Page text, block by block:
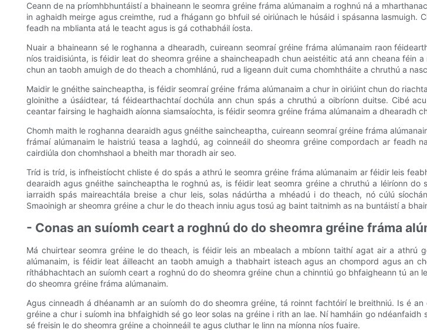
Ceann de na príomhbhuntáistí a bhaineann le seomra gréine fráma alúmanaim a roghnú ná a
in aghaidh meirge agus creimthe, rud a fhágann go bhfuil sé oiriúnach le húsáid i spásanna
feadh na mblianta atá le teacht agus is gá cothabháil íosta.
Nuair a bhaineann sé le roghanna a dhearadh, cuireann seomraí gréine fráma alúmanaim raon
níos traidisiúnta, is féidir leat do sheomra gréine a shaincheapadh chun aeistéitic atá ann cheana féin
chun an taobh amuigh de do theach a chomhlánú, rud a ligeann duit cuma chomhtháite a chruthú a
Maidir le gnéithe saincheaptha, is féidir seomraí gréine fráma alúmanaim a chur in oiriúint chun do
gloinithe a úsáidtear, tá féidearthachtaí dochúla ann chun spás a chruthú a oibríonn duitse. Cibé
ceantar fairsing le haghaidh aíonna siamsaíochta, is féidir seomra gréine fráma alúmanaim a dhearadh
Chomh maith le roghanna dearaidh agus gnéithe saincheaptha, cuireann seomraí gréine fráma
frámaí alúmanaim le haistriú teasa a laghdú, ag coinneáil do sheomra gréine compordach ar feadh
cairdiúla don chomhshaol a bheith mar thoradh air seo.
Tríd is tríd, is infheistíocht chliste é do spás a athrú le seomra gréine fráma alúmanaim ar féidir leis
dearaidh agus gnéithe saincheaptha le roghnú as, is féidir leat seomra gréine a chruthú a léiríonn
iarraidh spás maireachtála breise a chur leis, solas nádúrtha a mhéadú i do theach, nó cúlú
Smaoinigh ar sheomra gréine a chur le do theach inniu agus tosú ag baint taitnimh as na buntáistí a
- Conas an suíomh ceart a roghnú do do sheomra gréine fráma
Má chuirtear seomra gréine le do theach, is féidir leis an mbealach a mbíonn taithí agat air a athrú
alúmanaim, is féidir leat áilleacht an taobh amuigh a thabhairt isteach agus an chompord agus an
ríthábhachtach an suíomh ceart a roghnú do do sheomra gréine chun a chinntiú go bhfaigheann tú
do sheomra gréine fráma alúmanaim.
Agus cinneadh á dhéanamh ar an suíomh do do sheomra gréine, tá roinnt fachtóirí le breithniú. Is é
gréine a chur i suíomh ina bhfaighidh sé go leor solas na gréine i rith an lae. Ní hamháin go
sé freisin le do sheomra gréine a choinneáil te agus cluthar le linn na míonna níos fuaire.